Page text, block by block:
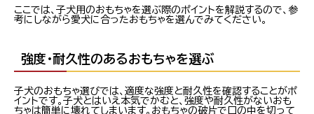
ここでは、子犬用のおもちゃを選ぶ際のポイントを解説するので、参
考にしながら愛犬に合ったおもちゃを選んでみてください。
強度・耐久性のあるおもちゃを選ぶ
子犬のおもちゃ選びでは、適度な強度と耐久性を確認することがポ
イントです。子犬とはいえ本気でかむと、強度や耐久性がないおも
ちゃは簡単に壊れてしまいます。おもちゃの破片で口の中を切って